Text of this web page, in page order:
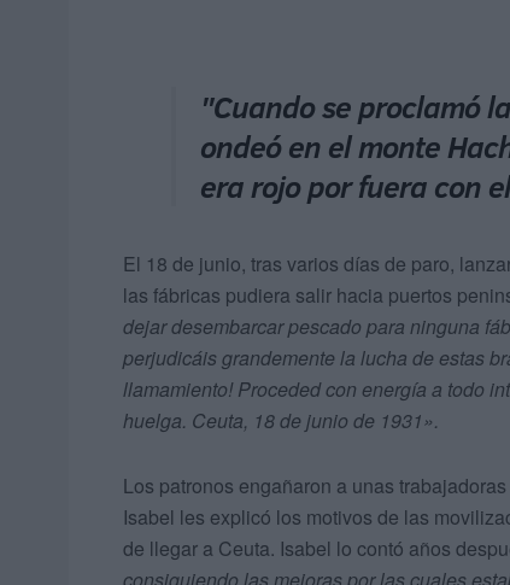
"Cuando se proclamó
ondeó en el monte
era rojo por fuera con
El 18 de junio, tras varios días de paro,
las fábricas pudiera salir hacia puertos
dejar desembarcar pescado para ninguna
perjudicáis grandemente la lucha de estas
llamamiento! Proceded con energía a todo
huelga. Ceuta, 18 de junio de 1931».
Los patronos engañaron a unas
Isabel les explicó los motivos de las
de llegar a Ceuta. Isabel lo contó años